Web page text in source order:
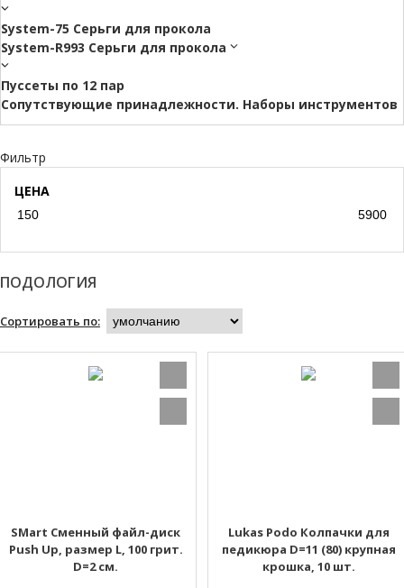
System-75 Серьги для прокола
System-R993 Серьги для прокола
Пуссеты по 12 пар
Cопутствующие принадлежности. Наборы инструментов
Фильтр
ЦЕНА
ПОДОЛОГИЯ
Сортировать по:
SMart Сменный файл-диск
Push Up, размер L, 100 грит.
D=2 см.
Lukas Podo Колпачки для
педикюра D=11 (80) крупная
крошка, 10 шт.